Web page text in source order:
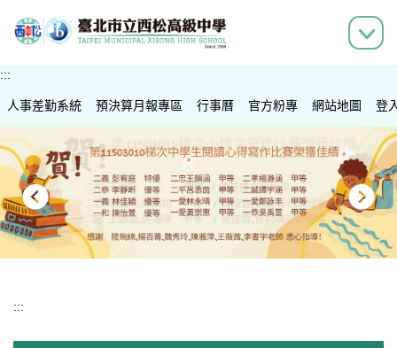
到
容
區
:::
人事差勤系統 預決算月報專區 行事曆 官方粉專 網站地圖 登
:::